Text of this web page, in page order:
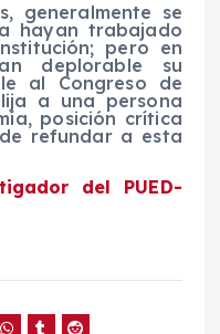
generalmente se
hayan trabajado
pero en
deplorable su
al Congreso de
a una persona
posición crítica
refundar a esta
del PUED-